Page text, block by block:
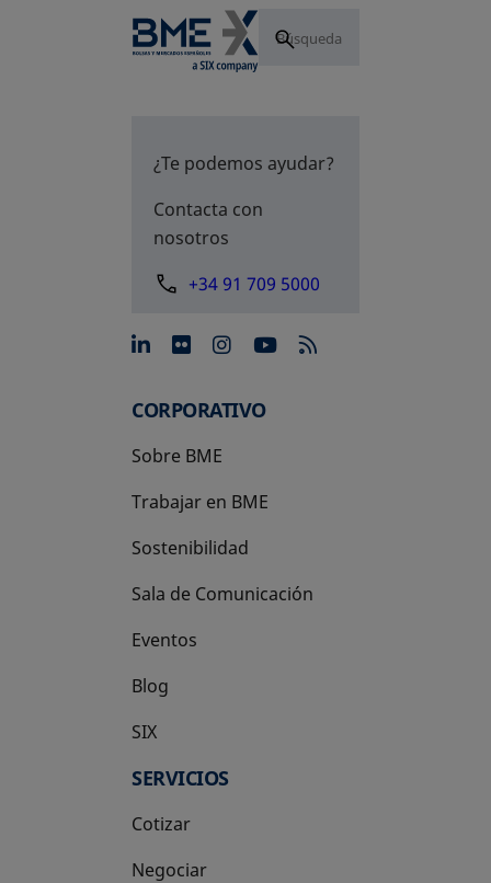
¿Te podemos ayudar?
Contacta con
nosotros
+34 91 709 5000
se abre en una pestaña
se abre en una pestaña
se abre en una
se abre en una
CORPORATIVO
Sobre BME
Trabajar en BME
Sostenibilidad
Sala de Comunicación
Eventos
Blog
SIX
se abre en una pestaña nueva
SERVICIOS
Cotizar
Negociar